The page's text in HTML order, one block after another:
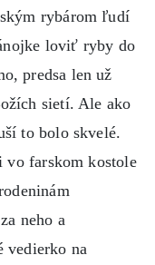
rybárom ľudí
loviť ryby do
predsa len už
sietí. Ale ako
to bolo skvelé.
vo farskom kostole
neho a
vedierko na